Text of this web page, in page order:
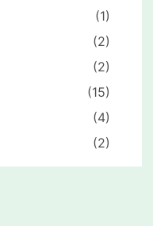
(1)
(2)
(2)
(15)
(4)
(2)